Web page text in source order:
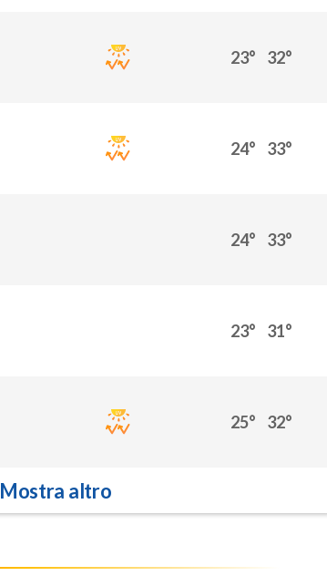
23° 32°
24° 33°
24° 33°
23° 31°
25° 32°
Mostra altro